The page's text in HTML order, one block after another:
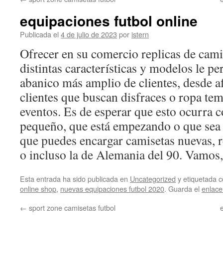
equipaciones futbol online
Publicada el 4 de julio de 2023 por istern
Ofrecer en su comercio replicas de
distintas características y modelos le
abanico más amplio de clientes, desde
clientes que buscan disfraces o ropa
eventos. Es de esperar que esto ocurra
pequeño, que está empezando o que
que puedes encargar camisetas
o incluso la de Alemania del 90.
Esta entrada ha sido publicada en Uncategorized y etiquetada
online shop, nuevas equipaciones futbol 2020. Guarda el
← sport zone camisetas futbol